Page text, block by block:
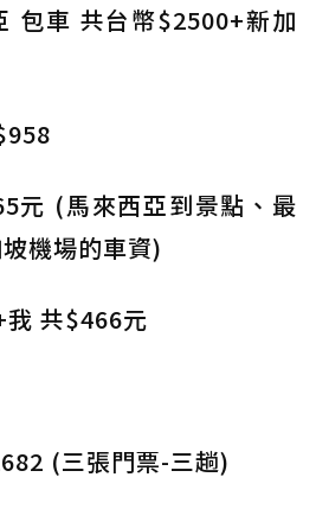
包車 共台幣$2500+新加
元 (馬來西亞到景點、最
機場的車資)
共$466元
(三張門票-三趟)